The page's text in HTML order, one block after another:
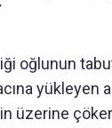
oğlunun
yükleyen
üzerine